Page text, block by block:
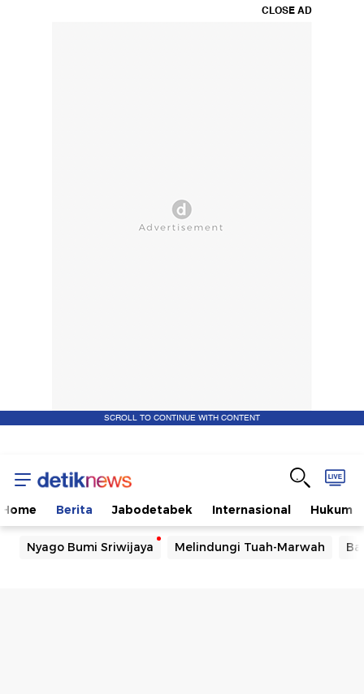
CLOSE AD
SCROLL TO CONTINUE WITH CONTENT
Home Berita Jabodetabek Internasional Hukum
Nyago Bumi Sriwijaya Melindungi Tuah-Marwah